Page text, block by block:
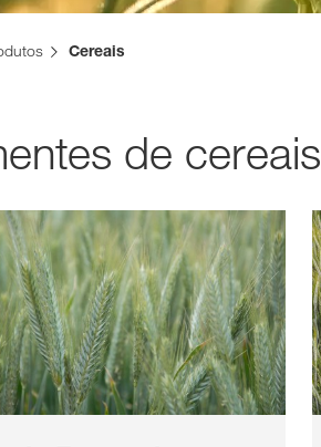
Cereais
de cereais